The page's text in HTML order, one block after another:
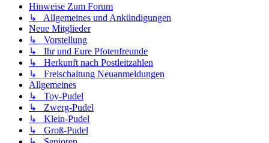
Hinweise Zum Forum
↳ Allgemeines und Ankündigungen
Neue Mitglieder
↳ Vorstellung
↳ Ihr und Eure Pfotenfreunde
↳ Herkunft nach Postleitzahlen
↳ Freischaltung Neuanmeldungen
Allgemeines
↳ Toy-Pudel
↳ Zwerg-Pudel
↳ Klein-Pudel
↳ Groß-Pudel